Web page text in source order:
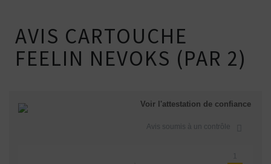
AVIS CARTOUCHE
FEELIN NEVOKS (PAR 2)
Voir l'attestation de confiance
Avis soumis à un contrôle